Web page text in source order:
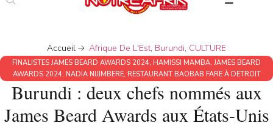
Accueil Afrique De L'Est, Burundi, CULTURE
FINALISTES JAMES BEARD AWARDS 2024, HAMISSI MAMBA, JAMES BEARD
AWARDS 2024, NADIA NIJIMBERE, RESTAURANT BAOBAB FARE À DETROIT
Burundi : deux chefs nommés aux
James Beard Awards aux États-Unis